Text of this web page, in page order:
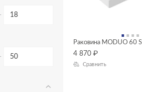
Раковина MODUO 60
4 870 ₽
Сравнить